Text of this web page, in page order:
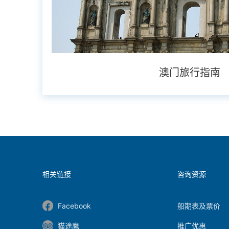
澳门旅行指南
相关链接
Facebook
猫途鹰
咨询资源
船期表及票价
推广优惠